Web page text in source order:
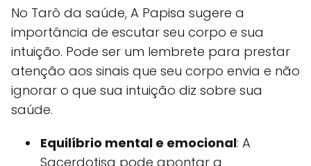
No Tarô da saúde, A Papisa sugere a
importância de escutar seu corpo e sua
intuição. Pode ser um lembrete para prestar
atenção aos sinais que seu corpo envia e não
ignorar o que sua intuição diz sobre sua
saúde.
Equilíbrio mental e emocional: A
Sacerdotisa pode apontar a